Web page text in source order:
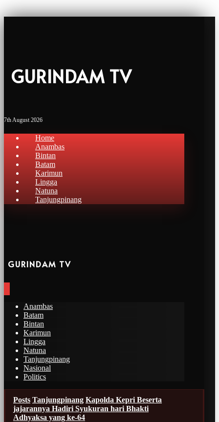
GURINDAM TV
7th August 2026
Home
Anambas
Bintan
Batam
Karimun
Lingga
Natuna
Tanjungpinang
GURINDAM TV
Anambas
Batam
Bintan
Karimun
Lingga
Natuna
Tanjungpinang
Nasional
Politics
Posts Tanjungpinang Kapolda Kepri Beserta
jajarannya Hadiri Syukuran hari Bhakti
Adhyaksa yang ke-64